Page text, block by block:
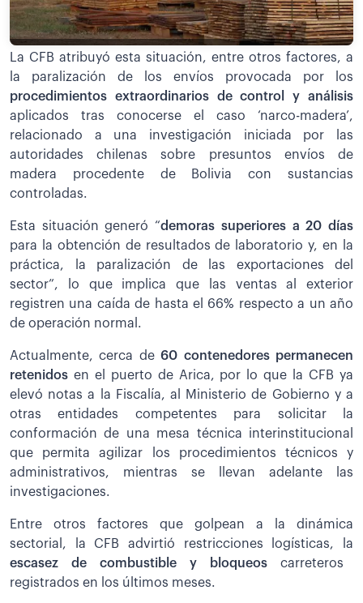
La CFB atribuyó esta situación, entre otros factores, a
la paralización de los envíos provocada por los
procedimientos extraordinarios de control y análisis
aplicados tras conocerse el caso ‘narco-madera’,
relacionado a una investigación iniciada por las
autoridades chilenas sobre presuntos envíos de
madera procedente de Bolivia con sustancias
controladas.
Esta situación generó “demoras superiores a 20 días
para la obtención de resultados de laboratorio y, en la
práctica, la paralización de las exportaciones del
sector”, lo que implica que las ventas al exterior
registren una caída de hasta el 66% respecto a un año
de operación normal.
Actualmente, cerca de60 contenedores permanecen
retenidos en el puerto de Arica, por lo que la CFB ya
elevó notas a la Fiscalía, al Ministerio de Gobierno y a
otras entidades competentes para solicitar la
conformación de una mesa técnica interinstitucional
que permita agilizar los procedimientos técnicos y
administrativos, mientras se llevan adelante las
investigaciones.
Entre otros factores que golpean a la dinámica
sectorial, la CFB advirtió restricciones logísticas, la
escasez de combustible y bloqueos carreteros
registrados en los últimos meses.